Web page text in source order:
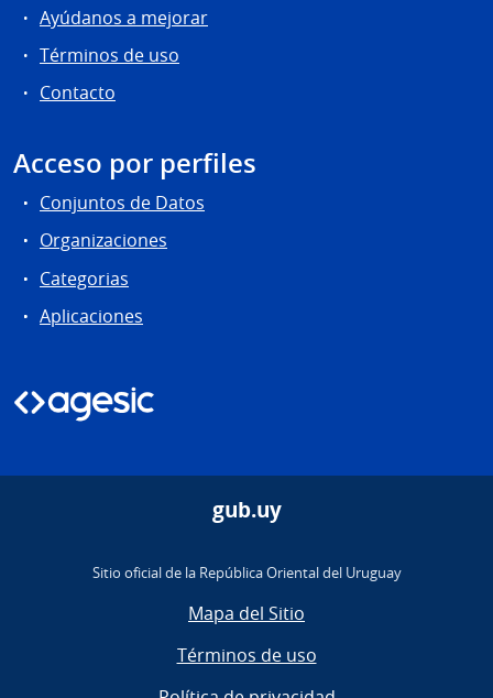
Ayúdanos a mejorar
Términos de uso
Contacto
Acceso por perfiles
Conjuntos de Datos
Organizaciones
Categorias
Aplicaciones
gub.uy
Sitio oficial de la República Oriental del Uruguay
Mapa del Sitio
Términos de uso